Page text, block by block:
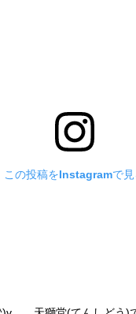
この投稿をInstagramで見